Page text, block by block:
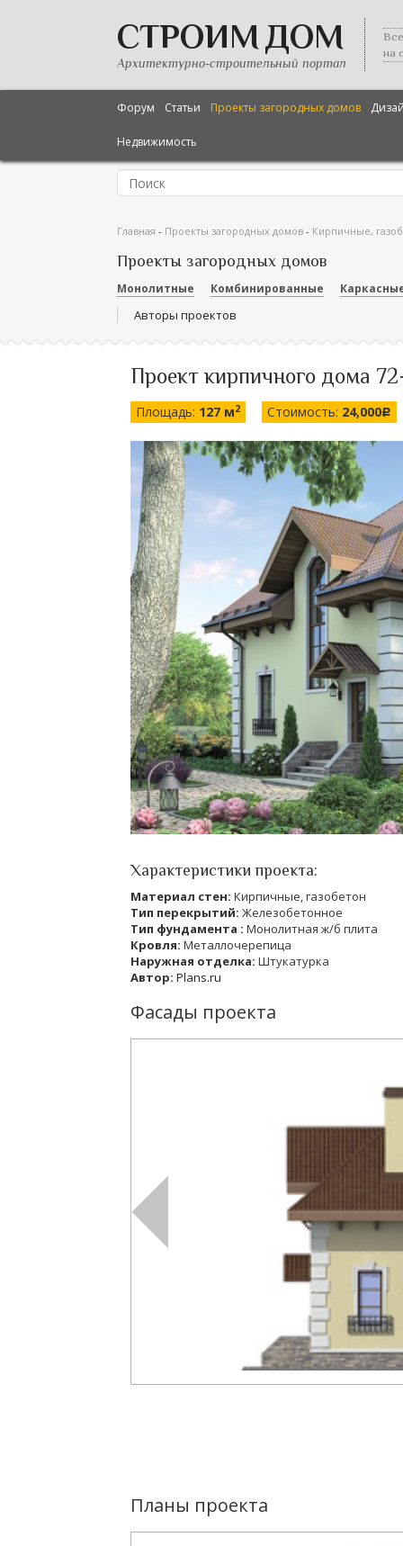
СТРОИМ ДОМ
Архитектурно-строительный портал
на
Форум Статьи Проекты загородных домов
Недвижимость
Главная - Проекты загородных домов - Кирпичные,
Проекты загородных домов
Монолитные Комбинированные
Авторы проектов
Проект кирпичного дома
Площадь: 127 м2 Стоимость: 24,000c
Характеристики проекта:
Материал стен: Кирпичные, газобетон
Тип перекрытий: Железобетонное
Тип фундамента : Монолитная ж/б плита
Кровля: Металлочерепица
Наружная отделка: Штукатурка
Автор: Plans.ru
Фасады проекта
Планы проекта